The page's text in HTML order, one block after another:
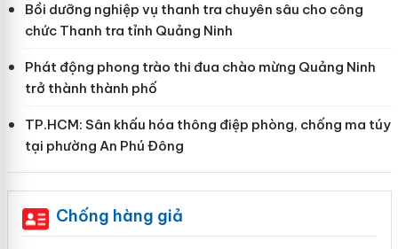
Bồi dưỡng nghiệp vụ thanh tra chuyên sâu cho công
chức Thanh tra tỉnh Quảng Ninh
Phát động phong trào thi đua chào mừng Quảng Ninh
trở thành thành phố
TP.HCM: Sân khấu hóa thông điệp phòng, chống ma túy
tại phường An Phú Đông
Chống hàng giả